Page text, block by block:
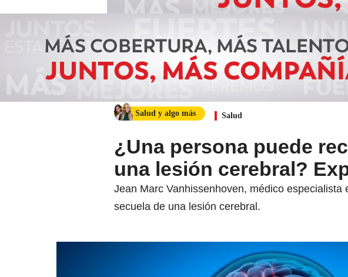
Salud y algo más Salud
¿Una persona puede
una lesión cerebral?
Jean Marc Vanhissenhoven, médico
secuela de una lesión cerebral.